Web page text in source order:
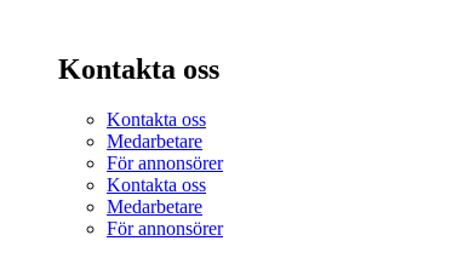
Kontakta oss
Kontakta oss
Medarbetare
För annonsörer
Kontakta oss
Medarbetare
För annonsörer